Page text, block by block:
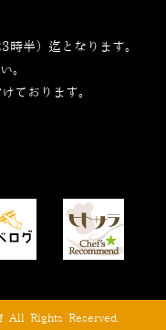
半）迄となります。
。
ております。
All Rights Reserved.